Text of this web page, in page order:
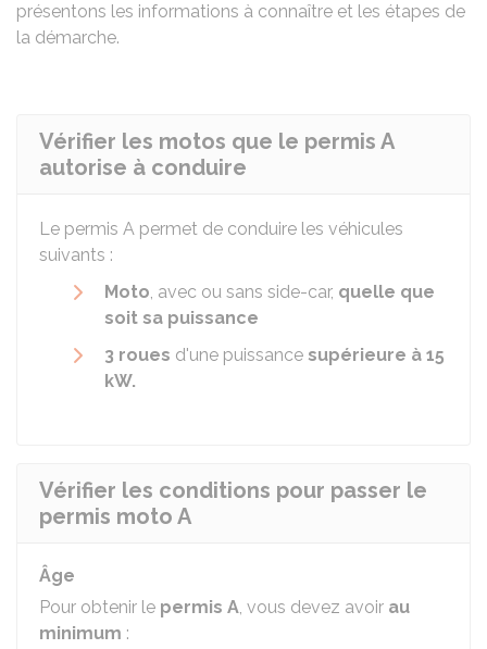
présentons les informations à connaître et les étapes de
la démarche.
Vérifier les motos que le permis A
autorise à conduire
Le permis A permet de conduire les véhicules
suivants :
Moto, avec ou sans side-car, quelle que
soit sa puissance
3 roues d'une puissance supérieure à 15
kW.
Vérifier les conditions pour passer le
permis moto A
Âge
Pour obtenir le permis A, vous devez avoir au
minimum :